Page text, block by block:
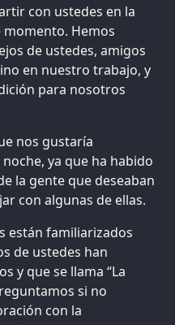
con ustedes en la
Hemos
de ustedes, amigos
en nuestro trabajo, y
para nosotros
nos gustaría
ya que ha habido
la gente que deseaban
con algunas de ellas.
están familiarizados
de ustedes han
y que se llama “La
si no
con la